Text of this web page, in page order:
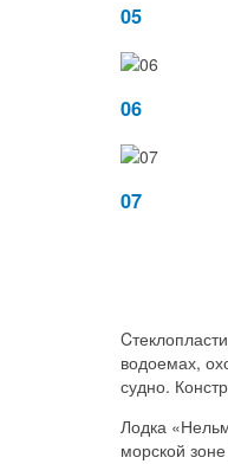
05
06
07
C
водоемах,
судно.
Лодка
морской